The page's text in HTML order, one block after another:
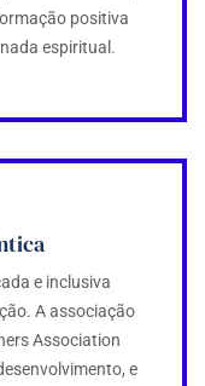
positiva
espiritual.
e inclusiva
A associação
Association
e